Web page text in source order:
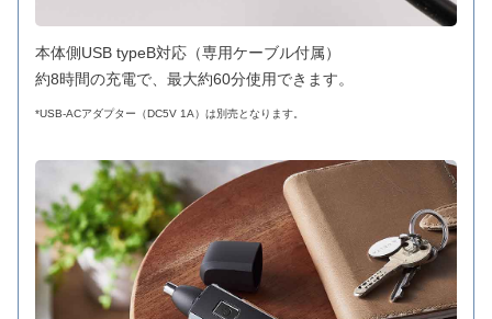
本体側USB typeB対応（専用ケーブル付属）
約8時間の充電で、最大約60分使用できます。
*USB-ACアダプター（DC5V 1A）は別売となります。